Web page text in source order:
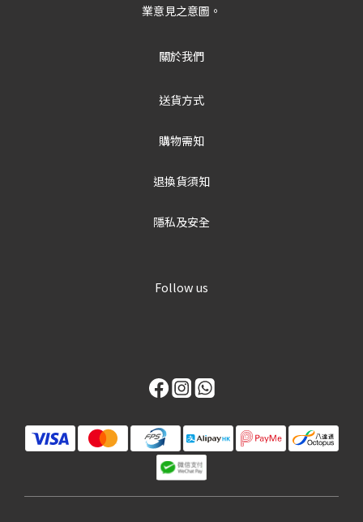
業意見之意圖。
關於我們
送貨方式
購物需知
退換貨須知
隱私及安全
Follow us